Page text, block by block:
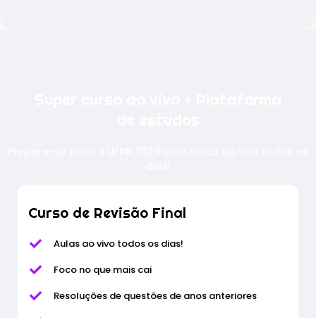
Curso de Revisão Final
Aulas ao vivo todos os dias!
Foco no que mais cai
Resoluções de questões de anos anteriores